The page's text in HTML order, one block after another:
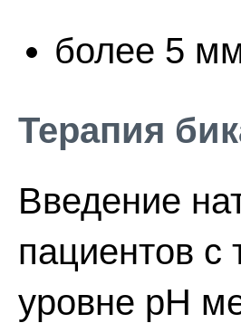
более 5
Терапия
Введение
пациентов с
уровне рН